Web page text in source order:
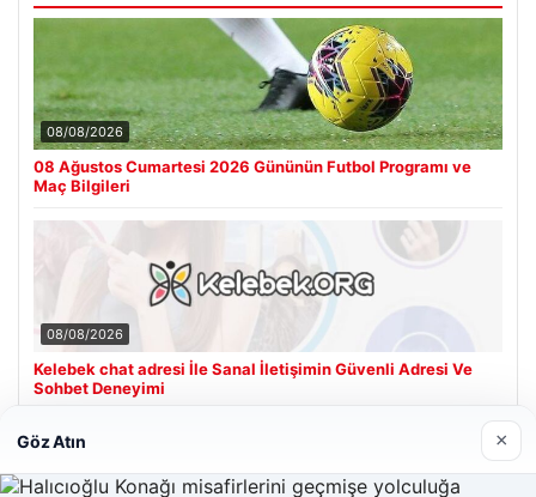
08/08/2026
08 Ağustos Cumartesi 2026 Gününün Futbol Programı ve
Maç Bilgileri
08/08/2026
Kelebek chat adresi İle Sanal İletişimin Güvenli Adresi Ve
Sohbet Deneyimi
Son Eklenen Firmalar
Göz Atın ×